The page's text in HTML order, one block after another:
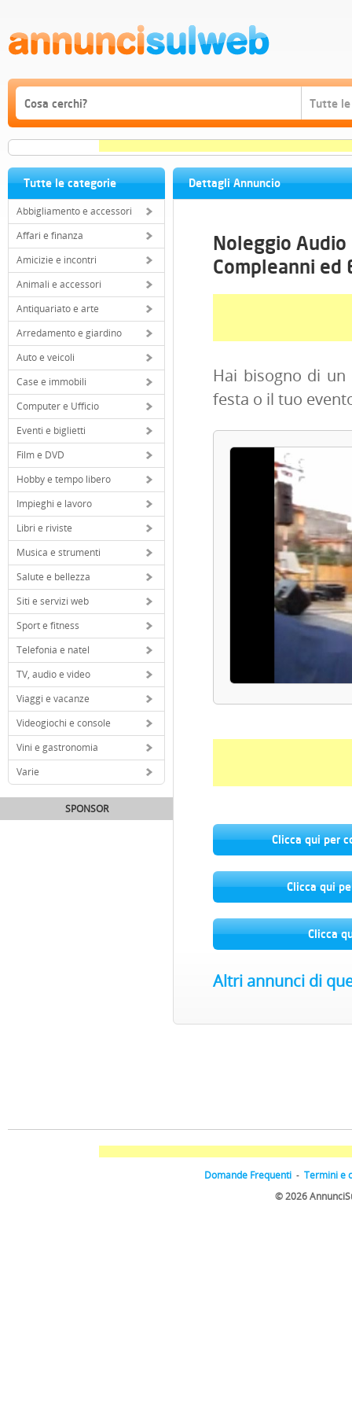
Tutte le categorie
Abbigliamento e accessori
Affari e finanza
Amicizie e incontri
Animali e accessori
Antiquariato e arte
Arredamento e giardino
Auto e veicoli
Case e immobili
Computer e Ufficio
Eventi e biglietti
Film e DVD
Hobby e tempo libero
Impieghi e lavoro
Libri e riviste
Musica e strumenti
Salute e bellezza
Siti e servizi web
Sport e fitness
Telefonia e natel
TV, audio e video
Viaggi e vacanze
Videogiochi e console
Vini e gastronomia
Varie
SPONSOR
Dettagli Annuncio
Noleggio
Compleanni ed
Hai bisogno di
festa o il tuo
Clicca qui per
Clicca qui
Clicca
Altri annunci di
Domande Frequenti - Termini e
© 2026